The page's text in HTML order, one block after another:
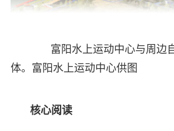
富阳水上运动中心与周边
体。富阳水上运动中心供图
核心阅读